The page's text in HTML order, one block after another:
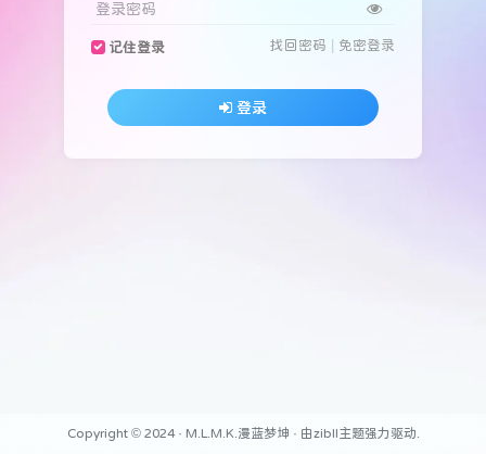
登录密码
记住登录 找回密码 免密登录
登录
Copyright © 2024 · M.L.M.K.漫蓝梦坤 · 由zibll主题强力驱动.